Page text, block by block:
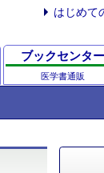
はじめて
ブックセンター
医学書通販